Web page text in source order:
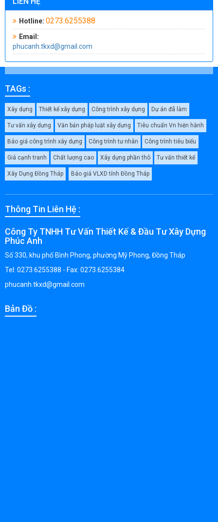
Hotline: 0273.6255388
Email:
phucanh.tkxd@gmail.com
TAGs :
Xây dựng Thiết kế xây dựng Công trình xây dựng Dự án đã làm
Tư vấn xây dựng Văn bản pháp luật xây dựng Tiêu chuẩn Vn hiện hành
Báo giá công trình xây dựng Công trình tư nhân Công trình tiêu biểu
Giá cạnh tranh Chất lượng cao Xây dựng phần thô Tư vấn thiết kế
Xây Dựng Đồng Tháp Báo giá VLXD tỉnh Đồng Tháp
Thông Tin Liên Hệ :
Công Ty TNHH Tư Vấn Thiết Kế & Đầu Tư Xây Dựng
Phúc Anh
Số 330, khu phố Bình Phong, phường Mỹ Phong, Đồng Tháp
Tel: 0273.6255388 - Fax: 0273.6255384
phucanh.tkxd@gmail.com
Bản Đồ :